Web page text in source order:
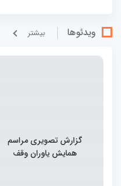
ویدئوها بيشتر
گزارش تصویری مراسم
همایش یاوران وقف